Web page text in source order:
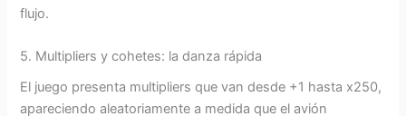
flujo.
5. Multipliers y cohetes: la danza rápida
El juego presenta multipliers que van desde +1 hasta x250,
apareciendo aleatoriamente a medida que el avión